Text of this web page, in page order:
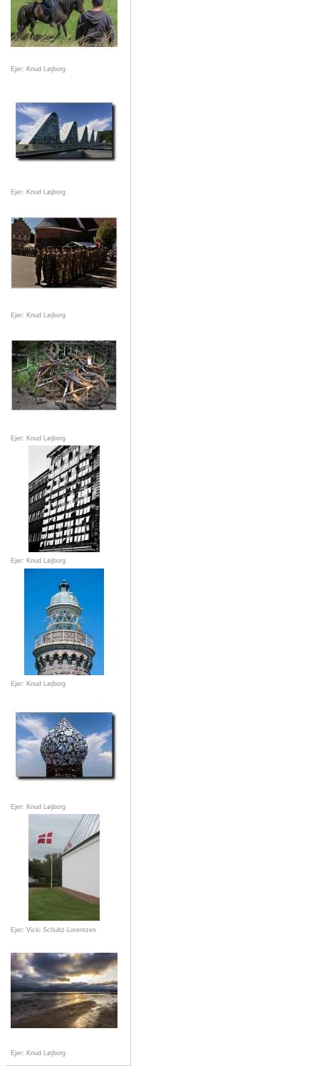
Ejer: Knud Løjborg
Ejer: Knud Løjborg
Ejer: Knud Løjborg
Ejer: Knud Løjborg
Ejer: Knud Løjborg
Ejer: Knud Løjborg
Ejer: Knud Løjborg
Ejer: Vicki Schultz-Lorentzen
Ejer: Knud Løjborg